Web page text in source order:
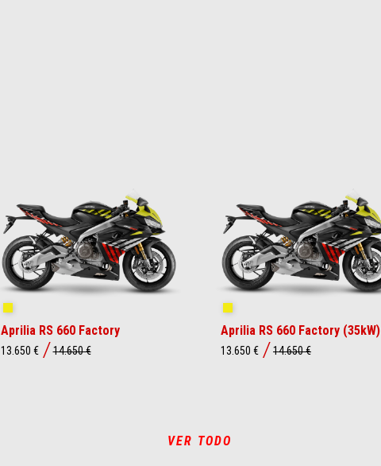
Aprilia RS 660 Factory
13.650 € 14.650 €
Aprilia RS 660 Factory (35kW)
13.650 € 14.650 €
VER TODO